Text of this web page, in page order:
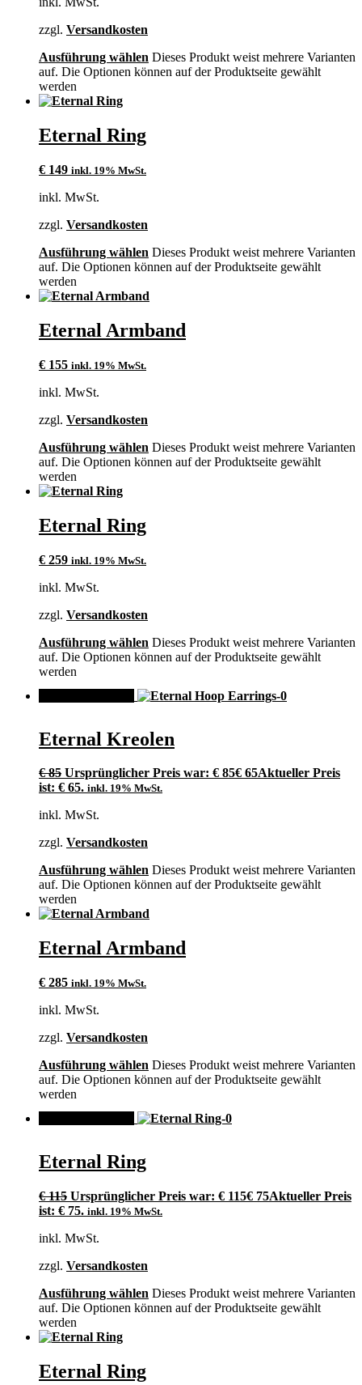
zzgl. Versandkosten
Ausführung wählen Dieses Produkt weist mehrere Varianten
auf. Die Optionen können auf der Produktseite gewählt
werden
Eternal Ring
€ 149 inkl. 19% MwSt.
inkl. MwSt.
zzgl. Versandkosten
Ausführung wählen Dieses Produkt weist mehrere Varianten
auf. Die Optionen können auf der Produktseite gewählt
werden
Eternal Armband
€ 155 inkl. 19% MwSt.
inkl. MwSt.
zzgl. Versandkosten
Ausführung wählen Dieses Produkt weist mehrere Varianten
auf. Die Optionen können auf der Produktseite gewählt
werden
Eternal Ring
€ 259 inkl. 19% MwSt.
inkl. MwSt.
zzgl. Versandkosten
Ausführung wählen Dieses Produkt weist mehrere Varianten
auf. Die Optionen können auf der Produktseite gewählt
werden
Eternal Kreolen
€85 Ursprünglicher Preis war: € 85€ 65Aktueller Preis
ist: € 65. inkl. 19% MwSt.
inkl. MwSt.
zzgl. Versandkosten
Ausführung wählen Dieses Produkt weist mehrere Varianten
auf. Die Optionen können auf der Produktseite gewählt
werden
Eternal Armband
€ 285 inkl. 19% MwSt.
inkl. MwSt.
zzgl. Versandkosten
Ausführung wählen Dieses Produkt weist mehrere Varianten
auf. Die Optionen können auf der Produktseite gewählt
werden
Eternal Ring
€115 Ursprünglicher Preis war: € 115€ 75Aktueller Preis
ist: € 75. inkl. 19% MwSt.
inkl. MwSt.
zzgl. Versandkosten
Ausführung wählen Dieses Produkt weist mehrere Varianten
auf. Die Optionen können auf der Produktseite gewählt
werden
Eternal Ring